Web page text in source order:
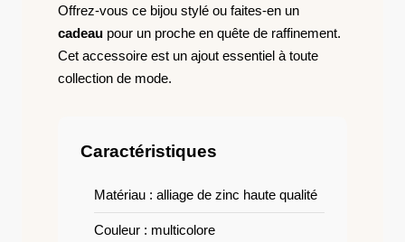
Offrez-vous ce bijou stylé ou faites-en un
cadeau pour un proche en quête de raffinement.
Cet accessoire est un ajout essentiel à toute
collection de mode.
Caractéristiques
Matériau : alliage de zinc haute qualité
Couleur : multicolore